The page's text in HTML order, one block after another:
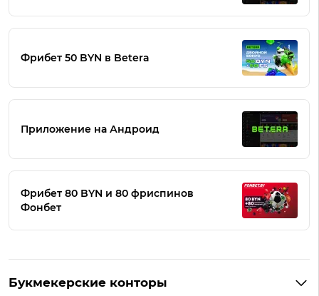
Фрибет 50 BYN в Betera
Приложение на Андроид
Фрибет 80 BYN и 80 фриспинов
Фонбет
Букмекерские конторы